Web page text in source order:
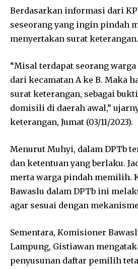
Berdasarkan informasi dari
seseorang yang ingin pindah
menyertakan surat keterangan.
“Misal terdapat seorang
dari kecamatan A ke B. Maka
surat keterangan, sebagai
domisili di daerah awal,”
keterangan, Jumat (03/11/2023).
Menurut Muhyi, dalam DPTb
dan ketentuan yang berlaku.
merta warga pindah memilih.
Bawaslu dalam DPTb ini
agar sesuai dengan
Sementara, Komisioner
Lampung, Gistiawan
penyusunan daftar pemilih